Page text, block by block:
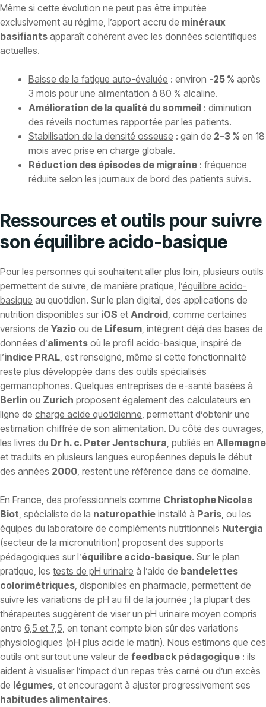
Même si cette évolution ne peut pas être imputée
exclusivement au régime, l’apport accru de minéraux
basifiants apparaît cohérent avec les données scientifiques
actuelles.
Baisse de la fatigue auto-évaluée : environ -25 % après
3 mois pour une alimentation à 80 % alcaline.
Amélioration de la qualité du sommeil : diminution
des réveils nocturnes rapportée par les patients.
Stabilisation de la densité osseuse : gain de 2–3 % en 18
mois avec prise en charge globale.
Réduction des épisodes de migraine : fréquence
réduite selon les journaux de bord des patients suivis.
Ressources et outils pour suivre
son équilibre acido-basique
Pour les personnes qui souhaitent aller plus loin, plusieurs outils
permettent de suivre, de manière pratique, l’équilibre acido-
basique au quotidien. Sur le plan digital, des applications de
nutrition disponibles sur iOS et Android , comme certaines
versions de Yazio ou de Lifesum , intègrent déjà des bases de
données d’aliments où le profil acido-basique, inspiré de
l’indice PRAL , est renseigné, même si cette fonctionnalité
reste plus développée dans des outils spécialisés
germanophones. Quelques entreprises de e-santé basées à
Berlin ou Zurich proposent également des calculateurs en
ligne de charge acide quotidienne , permettant d’obtenir une
estimation chiffrée de son alimentation. Du côté des ouvrages,
les livres du Dr h. c. Peter Jentschura , publiés en Allemagne
et traduits en plusieurs langues européennes depuis le début
des années 2000 , restent une référence dans ce domaine.
En France, des professionnels comme Christophe Nicolas
Biot , spécialiste de la naturopathie installé à Paris , ou les
équipes du laboratoire de compléments nutritionnels Nutergia
(secteur de la micronutrition) proposent des supports
pédagogiques sur l’équilibre acido-basique. Sur le plan
pratique, les tests de pH urinaire à l’aide de bandelettes
colorimétriques , disponibles en pharmacie, permettent de
suivre les variations de pH au fil de la journée ; la plupart des
thérapeutes suggèrent de viser un pH urinaire moyen compris
entre 6,5 et 7,5 , en tenant compte bien sûr des variations
physiologiques (pH plus acide le matin). Nous estimons que ces
outils ont surtout une valeur de feedback pédagogique : ils
aident à visualiser l’impact d’un repas très carné ou d’un excès
de légumes , et encouragent à ajuster progressivement ses
habitudes alimentaires.